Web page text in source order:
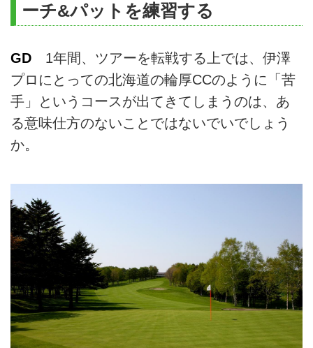
ーチ&パットを練習する
GD 1年間、ツアーを転戦する上では、伊澤
プロにとっての北海道の輪厚CCのように「苦
手」というコースが出てきてしまうのは、あ
る意味仕方のないことではないでいでしょう
か。